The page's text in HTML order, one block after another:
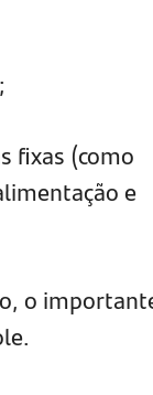
fixas (como
e
o